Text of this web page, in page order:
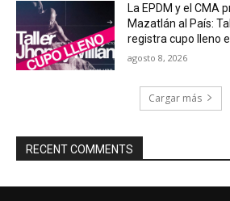
La EPDM y el CMA
Mazatlán al País:
registra cupo lleno
agosto 8, 2026
Cargar más
RECENT COMMENTS